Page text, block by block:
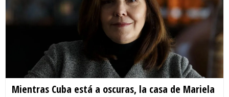
Mientras Cuba está a oscuras, la casa de Mariela